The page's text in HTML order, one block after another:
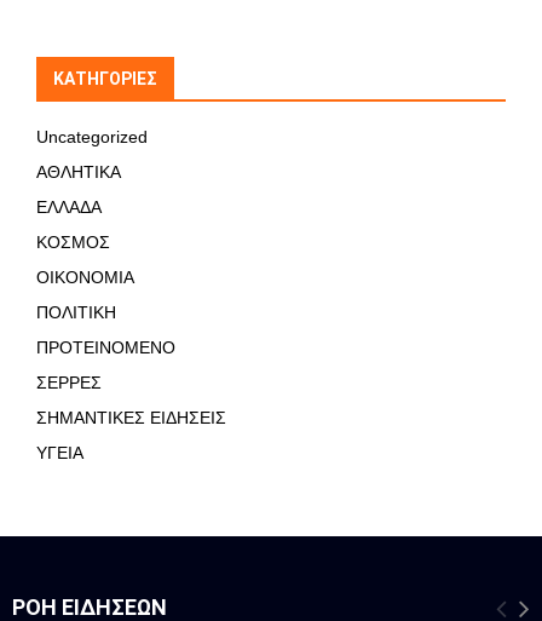
KΑΤΗΓΟΡΊΕΣ
Uncategorized
ΑΘΛΗΤΙΚΑ
ΕΛΛΑΔΑ
ΚΟΣΜΟΣ
ΟΙΚΟΝΟΜΙΑ
ΠΟΛΙΤΙΚΗ
ΠΡΟΤΕΙΝΟΜΕΝΟ
ΣΕΡΡΕΣ
ΣΗΜΑΝΤΙΚΕΣ ΕΙΔΗΣΕΙΣ
ΥΓΕΙΑ
ΡΟΉ ΕΙΔΉΣΕΩΝ